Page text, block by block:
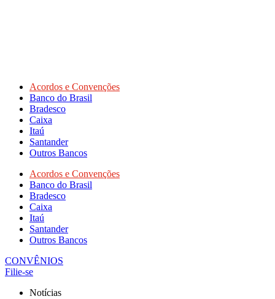
Acordos e Convenções
Banco do Brasil
Bradesco
Caixa
Itaú
Santander
Outros Bancos
Acordos e Convenções
Banco do Brasil
Bradesco
Caixa
Itaú
Santander
Outros Bancos
CONVÊNIOS
Filie-se
Notícias